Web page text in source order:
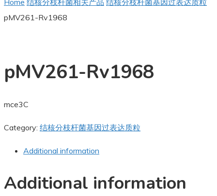
Home 结核分枝杆菌相关产品 结核分枝杆菌基因过表达质粒
pMV261-Rv1968
pMV261-Rv1968
mce3C
Category: 结核分枝杆菌基因过表达质粒
Additional information
Additional information